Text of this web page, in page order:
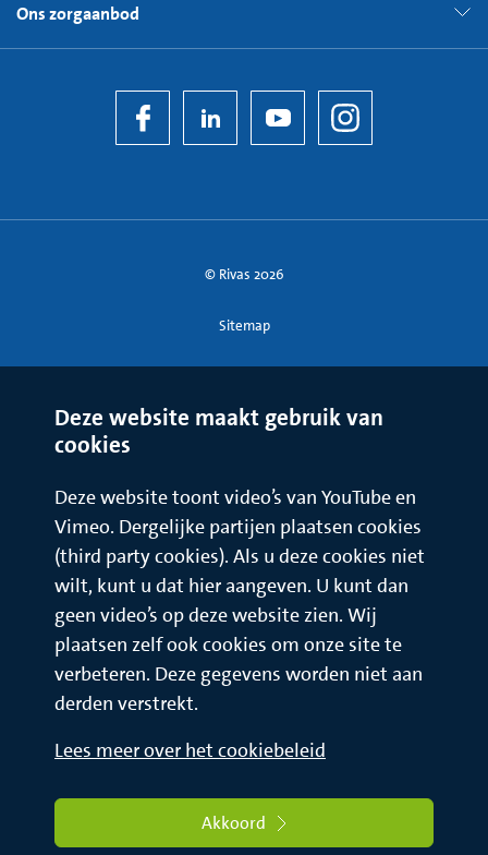
Ons zorgaanbod
© Rivas 2026
Sitemap
Deze website maakt gebruik van
cookies
Deze website toont video’s van YouTube en
Vimeo. Dergelijke partijen plaatsen cookies
(third party cookies). Als u deze cookies niet
wilt, kunt u dat hier aangeven. U kunt dan
geen video’s op deze website zien. Wij
plaatsen zelf ook cookies om onze site te
verbeteren. Deze gegevens worden niet aan
derden verstrekt.
Lees meer over het cookiebeleid
Akkoord